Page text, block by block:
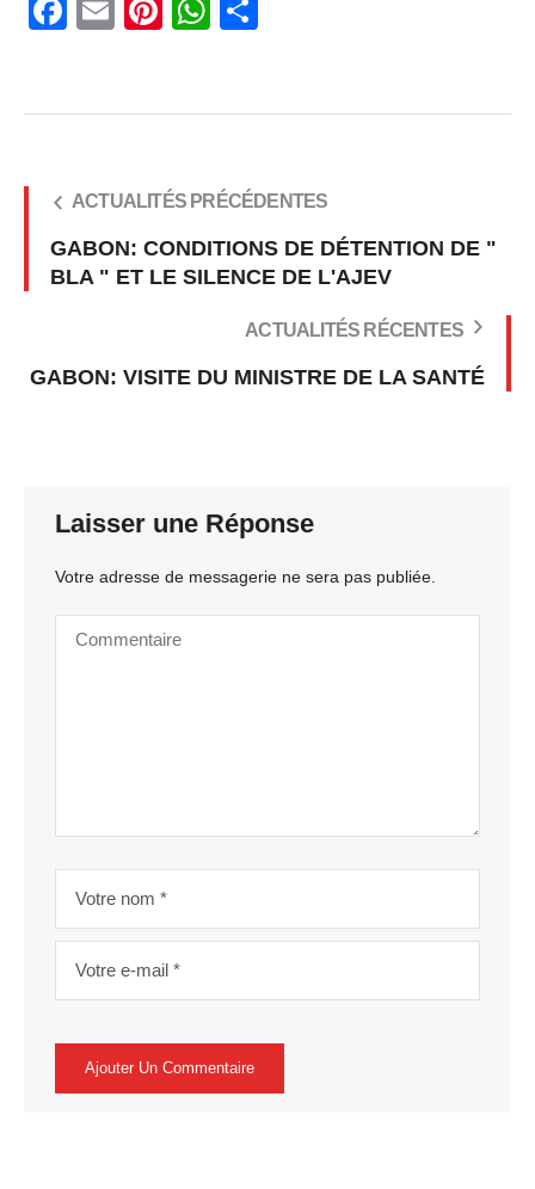
Facebook
Email PinterestWhatsApp
ACTUALITÉS PRÉCÉDENTES
GABON: CONDITIONS DE DÉTENTION DE "
BLA " ET LE SILENCE DE L'AJEV
ACTUALITÉS RÉCENTES
GABON: VISITE DU MINISTRE DE LA SANTÉ
Laisser une Réponse
Votre adresse de messagerie ne sera pas publiée.